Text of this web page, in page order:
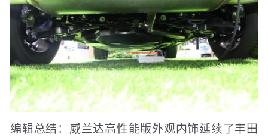
编辑总结：威兰达高性能版外观内饰延续了丰田